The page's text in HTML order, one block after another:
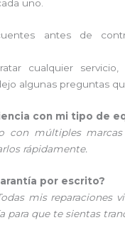
uno.
antes de
cualquier
algunas preguntas
con mi tipo de
con múltiples
rápidamente.
por escrito?
mis reparaciones
para que te sientas